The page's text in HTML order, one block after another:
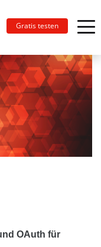
Gratis testen
OAuth für